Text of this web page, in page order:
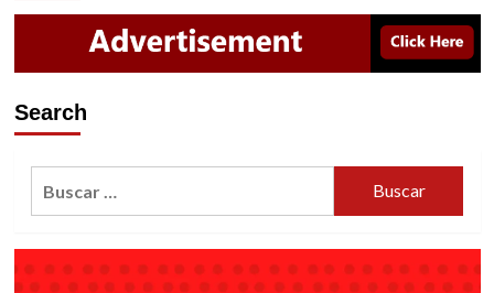
en
CDMX
la
“Primera
latinoamericana
Search